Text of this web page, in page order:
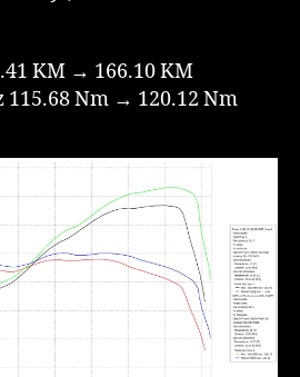
KM → 166.10 KM
115.68 Nm → 120.12 Nm